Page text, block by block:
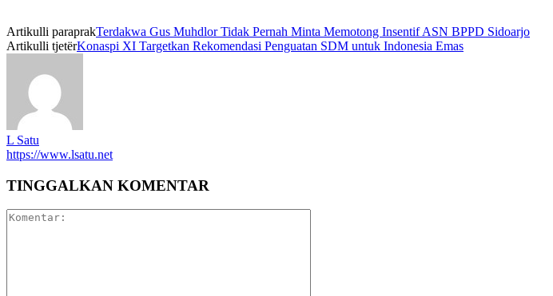
Artikulli paraprakTerdakwa Gus Muhdlor Tidak Pernah Minta Memotong Insentif ASN BPPD Sidoarjo
Artikulli tjetërKonaspi XI Targetkan Rekomendasi Penguatan SDM untuk Indonesia Emas
L Satu
https://www.lsatu.net
TINGGALKAN KOMENTAR